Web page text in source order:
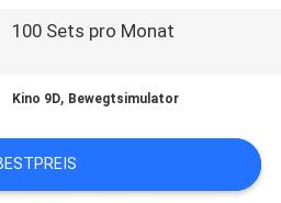
100 Sets pro Monat
Kino 9D, Bewegtsimulator